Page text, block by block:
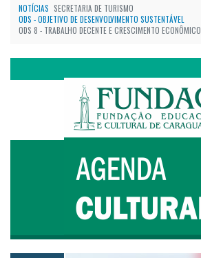
NOTÍCIAS SECRETARIA DE TURISMO
ODS - OBJETIVO DE DESENVOLVIMENTO SUSTENTÁVEL
ODS 8 - TRABALHO DECENTE E CRESCIMENTO ECONÔMICO